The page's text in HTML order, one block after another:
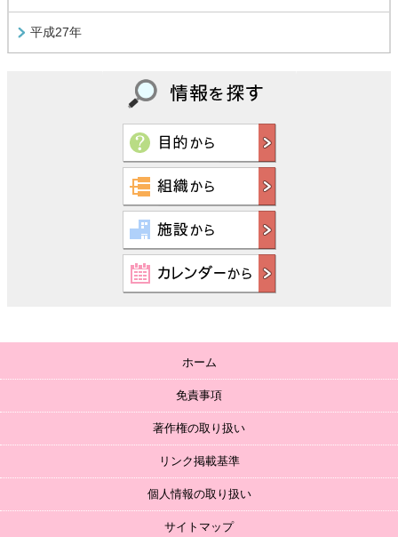
平成27年
ホーム
免責事項
著作権の取り扱い
リンク掲載基準
個人情報の取り扱い
サイトマップ